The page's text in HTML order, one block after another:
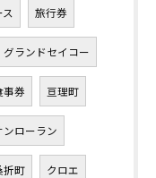
旅行券
グランドセイコー
事券 亘理町
ンローラン
折町 クロエ